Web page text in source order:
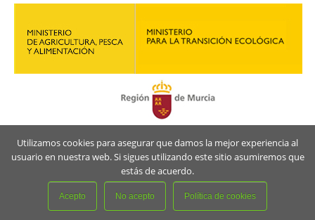
Utilizamos cookies para asegurar que damos la mejor experiencia al
usuario en nuestra web. Si sigues utilizando este sitio asumiremos que
estás de acuerdo.
Acepto No acepto Política de cookies